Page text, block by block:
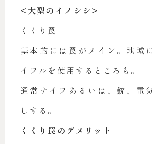
<大型のイノシシ>
くくり罠
基本的には罠がメイン。地域
イフルを使用するところも。
通常ナイフあるいは、銃、電
しする。
くくり罠のデメリット